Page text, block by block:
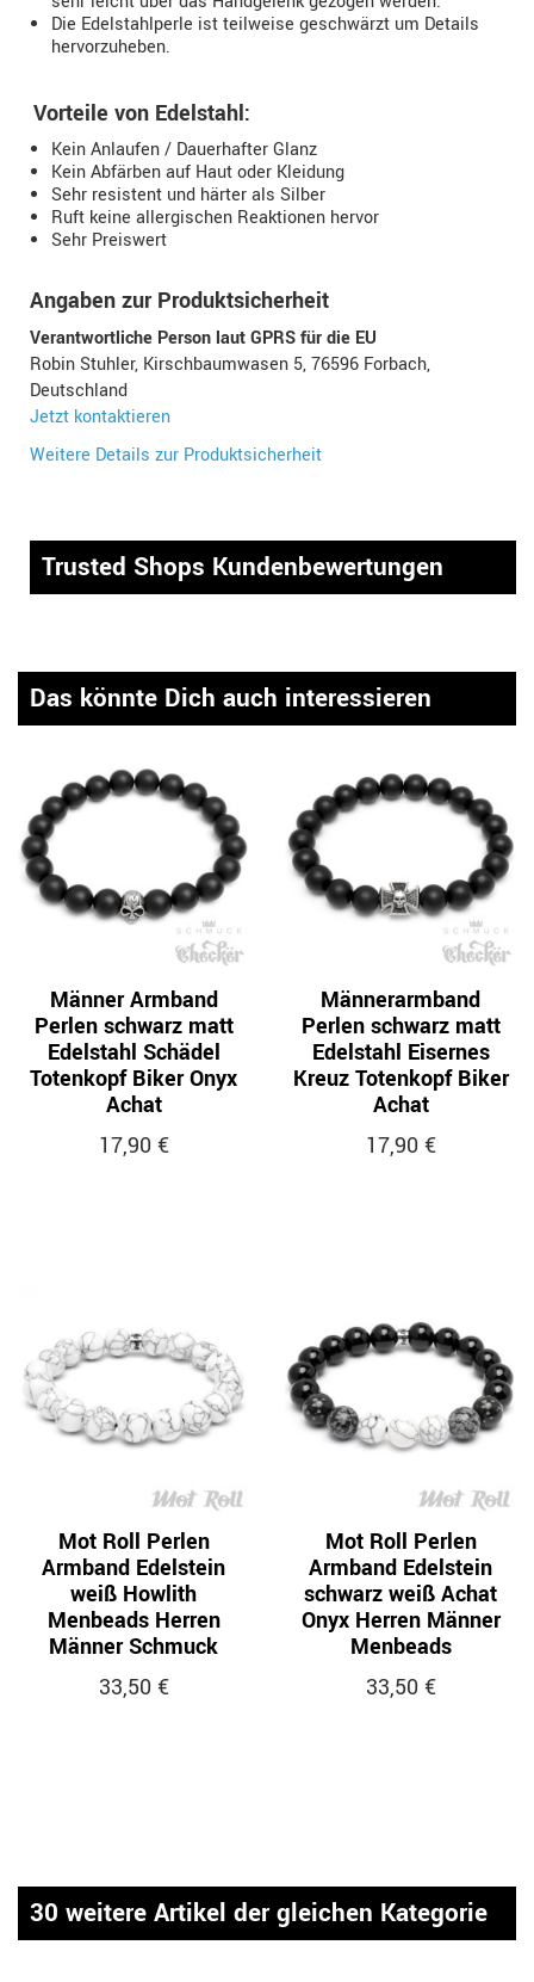
Die Edelstahlperle ist teilweise geschwärzt um Details
hervorzuheben.
Vorteile von Edelstahl:
Kein Anlaufen / Dauerhafter Glanz
Kein Abfärben auf Haut oder Kleidung
Sehr resistent und härter als Silber
Ruft keine allergischen Reaktionen hervor
Sehr Preiswert
Angaben zur Produktsicherheit
Verantwortliche Person laut GPRS für die EU
Robin Stuhler, Kirschbaumwasen 5, 76596 Forbach,
Deutschland
Jetzt kontaktieren
Weitere Details zur Produktsicherheit
Trusted Shops Kundenbewertungen
Das könnte Dich auch interessieren
Männer Armband
Perlen schwarz matt
Edelstahl Schädel
Totenkopf Biker Onyx
Achat
17,90 €
Männerarmband
Perlen schwarz matt
Edelstahl Eisernes
Kreuz Totenkopf Biker
Achat
17,90 €
Mot Roll Perlen
Armband Edelstein
weiß Howlith
Menbeads Herren
Männer Schmuck
33,50 €
Mot Roll Perlen
Armband Edelstein
schwarz weiß Achat
Onyx Herren Männer
Menbeads
33,50 €
30 weitere Artikel der gleichen Kategorie